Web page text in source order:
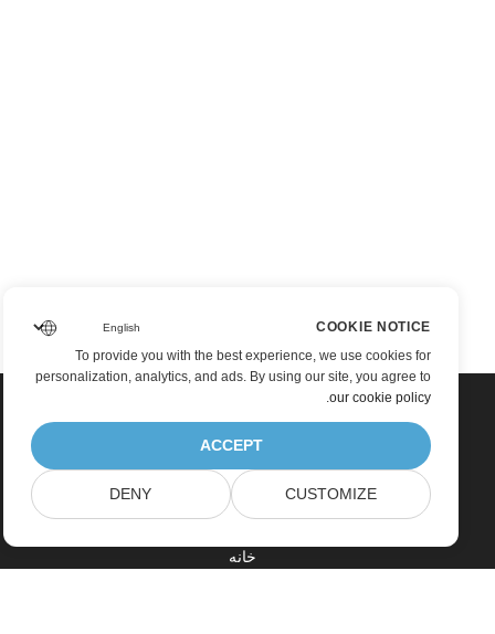
خانه
COOKIE NOTICE
To provide you with the best experience, we use cookies for
personalization, analytics, and ads. By using our site, you agree to
our cookie policy
.
ACCEPT
CUSTOMIZE
DENY